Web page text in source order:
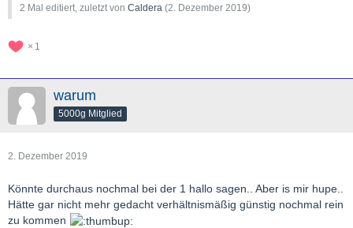
2 Mal editiert, zuletzt von Caldera (2. Dezember 2019)
1
warum
5000g Mitglied
2. Dezember 2019
Könnte durchaus nochmal bei der 1 hallo sagen.. Aber is mir hupe..
Hätte gar nicht mehr gedacht verhältnismäßig günstig nochmal rein
zu kommen